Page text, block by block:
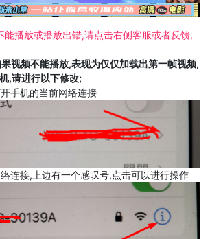
能播放或播放出错,请点击右侧客服或者反馈,
视频不能播放,表现为仅仅加载出第一帧视频,
,请进行以下修改;
手机的当前网络连接
连接,上边有一个感叹号,点击可以进行操作